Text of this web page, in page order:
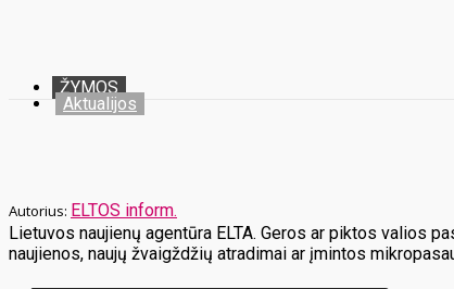
ŽYMOS
Aktualijos
ELTOS inform.
Lietuvos naujienų agentūra ELTA. Geros ar piktos valios
naujienos, naujų žvaigždžių atradimai ar įmintos